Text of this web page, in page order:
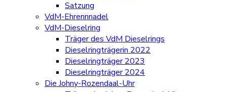
Satzung
VdM-Ehrennnadel
VdM-Dieselring
Träger des VdM Dieselrings
Dieselringträgerin 2022
Dieselringträger 2023
Dieselringträger 2024
Die Johny-Rozendaal-Uhr